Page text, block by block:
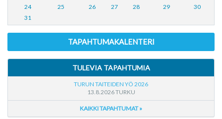
24
25 26 27 28 29
30
31
TAPAHTUMAKALENTERI
TULEVIA TAPAHTUMIA
TURUN TAITEIDEN YÖ 2026
13.8.2026 TURKU
KAIKKI TAPAHTUMAT »